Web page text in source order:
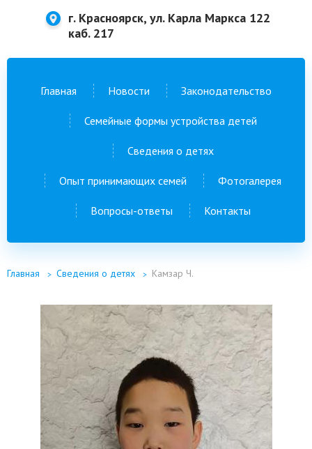
г. Красноярск, ул. Карла Маркса 122
каб. 217
Главная Новости Законодательство
Семейные формы устройства детей
Сведения о детях
Опыт принимающих семей Фотогалерея
Вопросы-ответы Контакты
Главная Сведения о детях Камзар Ч.